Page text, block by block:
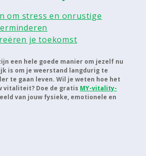
om stress en onrustige
je toekomst
een hele goede manier om jezelf nu
is om je weerstand langdurig te
te gaan leven. Wil je weten hoe het
vitaliteit? Doe de gratis MY-vitality-
van jouw fysieke, emotionele en